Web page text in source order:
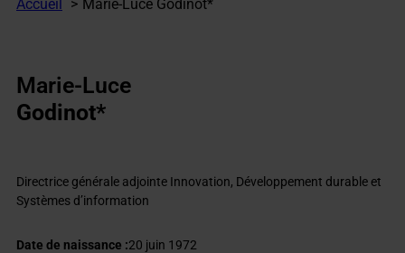
Accueil Marie-Luce Godinot*
Marie-Luce
Godinot*
Directrice générale adjointe Innovation, Développement durable et
Systèmes d’information
Date de naissance :20 juin 1972